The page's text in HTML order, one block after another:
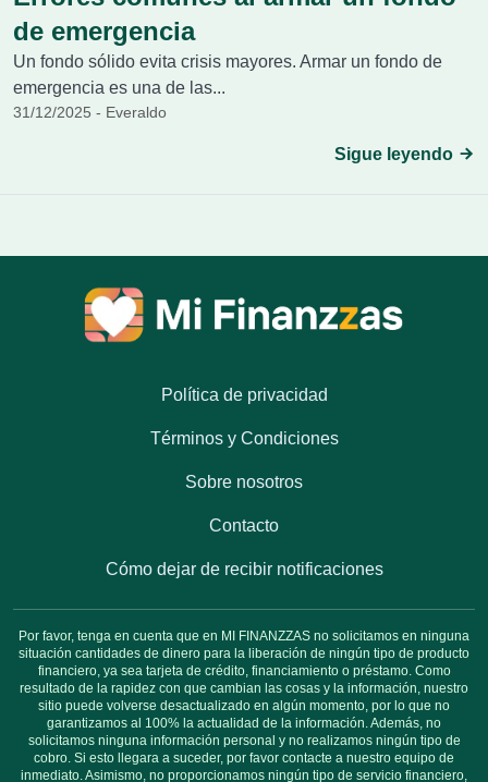
de emergencia
Un fondo sólido evita crisis mayores. Armar un fondo de
emergencia es una de las...
31/12/2025 - Everaldo
Sigue leyendo
Política de privacidad
Términos y Condiciones
Sobre nosotros
Contacto
Cómo dejar de recibir notificaciones
Por favor, tenga en cuenta que en MI FINANZZAS no solicitamos en ninguna
situación cantidades de dinero para la liberación de ningún tipo de producto
financiero, ya sea tarjeta de crédito, financiamiento o préstamo. Como
resultado de la rapidez con que cambian las cosas y la información, nuestro
sitio puede volverse desactualizado en algún momento, por lo que no
garantizamos al 100% la actualidad de la información. Además, no
solicitamos ninguna información personal y no realizamos ningún tipo de
cobro. Si esto llegara a suceder, por favor contacte a nuestro equipo de
inmediato. Asimismo, no proporcionamos ningún tipo de servicio financiero,